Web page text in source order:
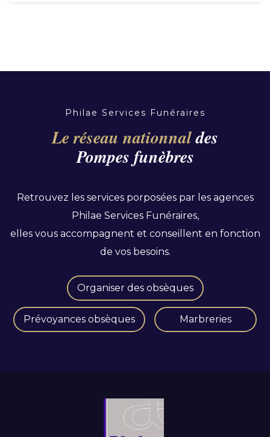
Philae Services Funéraires
Le réseau nationnaldes
Pompes funèbres
Retrouvez les services porposées par les agences
Philae Services Funéraires,
elles vous accompagnent et conseillent en fonction
de vos besoins.
Organiser des obsèques
Prévoyances obsèques Marbreries